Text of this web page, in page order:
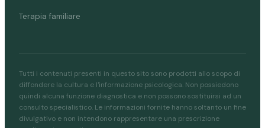
Terapia familiare
Tutti i contenuti presenti in questo sito sono prodotti allo scopo di
diffondere la cultura e l'informazione psicologica. Non possiedono
quindi alcuna funzione diagnostica e non possono sostituirsi ad un
consulto specialistico. Le informazioni fornite hanno soltanto un fine
divulgativo e non intendono rappresentare una prescrizione